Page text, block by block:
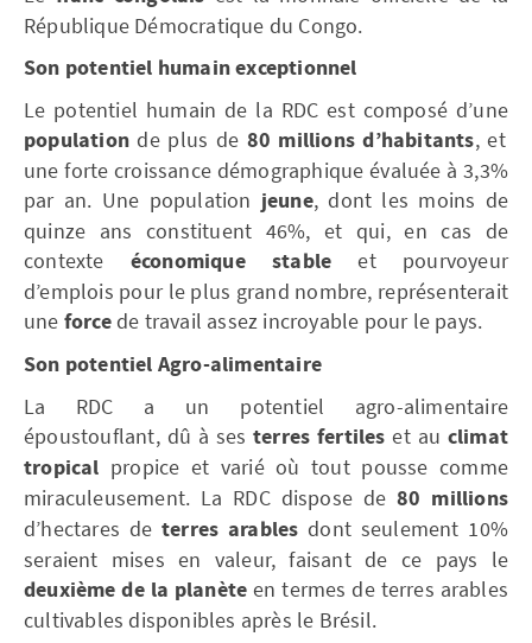
République Démocratique du Congo.
Son potentiel humain exceptionnel
Le potentiel humain de la RDC est composé d’une
population de plus de 80 millions d’habitants, et
une forte croissance démographique évaluée à 3,3%
par an. Une population jeune, dont les moins de
quinze ans constituent 46%, et qui, en cas de
contexte économique stable et pourvoyeur
d’emplois pour le plus grand nombre, représenterait
une forcede travail assez incroyable pour le pays.
Son potentiel Agro-alimentaire
La RDC a un potentiel agro-alimentaire
époustouflant, dû à sesterres fertiles et au climat
tropical propice et varié où tout pousse comme
miraculeusement. La RDC dispose de80 millions
d’hectares de terres arables dont seulement 10%
seraient mises en valeur, faisant de ce pays le
deuxième de la planète en termes de terres arables
cultivables disponibles après le Brésil.